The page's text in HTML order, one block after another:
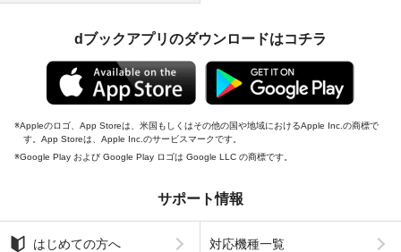
dブックアプリのダウンロードはコチラ
Appleのロゴ、App Storeは、米国もしくはその他の国や地域におけるApple Inc.の商標で
す。App Storeは、Apple Inc.のサービスマークです。
Google Play および Google Play ロゴは Google LLC の商標です。
サポート情報
はじめての方へ 対応機種一覧